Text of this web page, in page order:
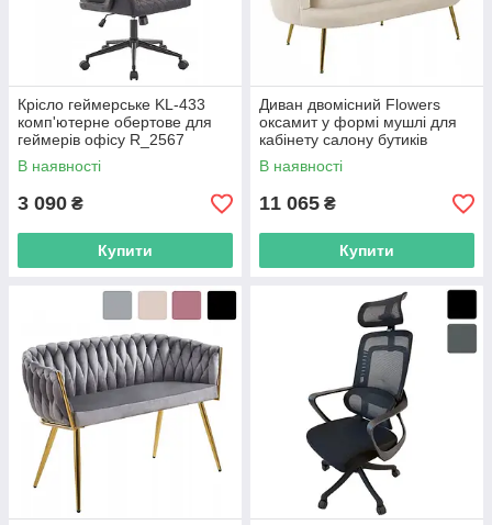
Крісло геймерське KL-433
комп'ютерне обертове для
геймерів офісу R_2567
В наявності
3 090 ₴
Купити
Диван двомісний Flowers
оксамит у формі мушлі для
кабінету салону бутиків
R_2567
В наявності
11 065 ₴
Купити